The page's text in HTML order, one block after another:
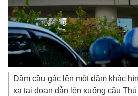
Dầm cầu gác lên một dầm khác
xa tại đoạn dẫn lên xuống cầu